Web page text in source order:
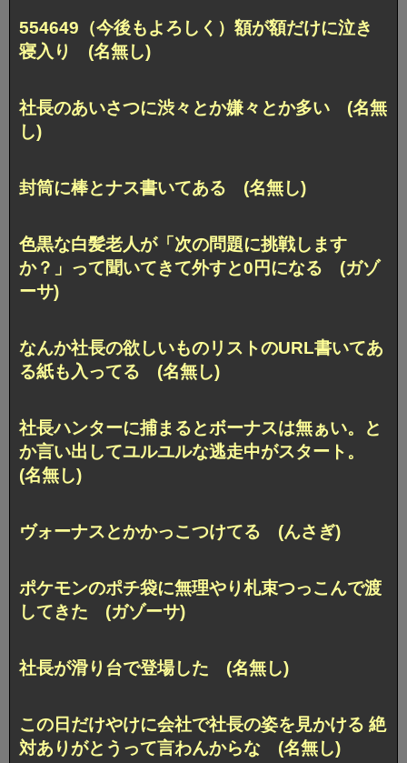
554649（今後もよろしく）額が額だけに泣き
寝入り (名無し)
社長のあいさつに渋々とか嫌々とか多い (名無
し)
封筒に棒とナス書いてある (名無し)
色黒な白髪老人が「次の問題に挑戦します
か？」って聞いてきて外すと0円になる (ガゾ
ーサ)
なんか社長の欲しいものリストのURL書いてあ
る紙も入ってる (名無し)
社長ハンターに捕まるとボーナスは無ぁい。と
か言い出してユルユルな逃走中がスタート。
(名無し)
ヴォーナスとかかっこつけてる (んさぎ)
ポケモンのポチ袋に無理やり札束つっこんで渡
してきた (ガゾーサ)
社長が滑り台で登場した (名無し)
この日だけやけに会社で社長の姿を見かける 絶
対ありがとうって言わんからな (名無し)